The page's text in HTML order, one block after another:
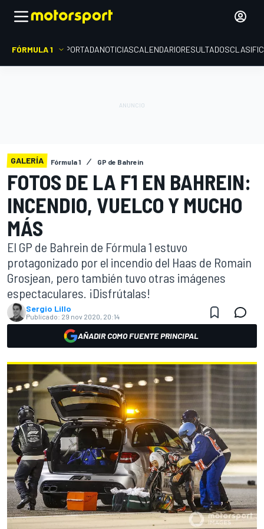
FÓRMULA 1 PORTADANOTICIASCALENDARIORESULTADOS
GALERÍA Fórmula 1 GP de Bahrein
FOTOS DE LA F1 EN BAHREIN:
INCENDIO, VUELCO Y MUCHO
MÁS
El GP de Bahrein de Fórmula 1 estuvo
protagonizado por el incendio del Haas de Romain
Grosjean, pero también tuvo otras imágenes
espectaculares. ¡Disfrútalas!
Sergio Lillo
Publicado: 29 nov 2020, 20:14
AÑADIR COMO FUENTE PRINCIPAL